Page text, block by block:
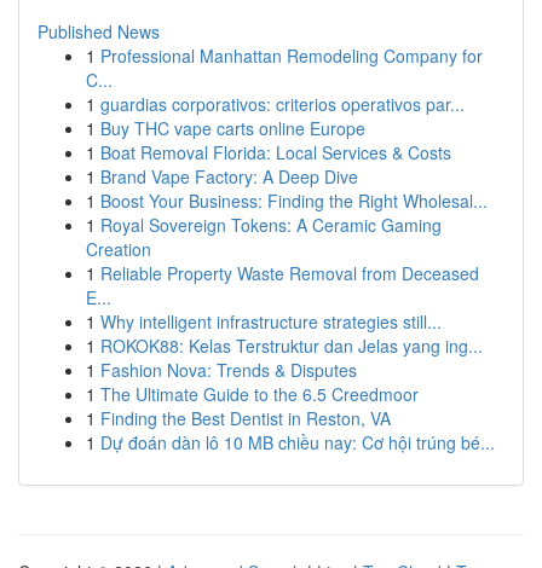
Published News
1 Professional Manhattan Remodeling Company for
C...
1 guardias corporativos: criterios operativos par...
1 Buy THC vape carts online Europe
1 Boat Removal Florida: Local Services & Costs
1 Brand Vape Factory: A Deep Dive
1 Boost Your Business: Finding the Right Wholesal...
1 Royal Sovereign Tokens: A Ceramic Gaming
Creation
1 Reliable Property Waste Removal from Deceased
E...
1 Why intelligent infrastructure strategies still...
1 ROKOK88: Kelas Terstruktur dan Jelas yang ing...
1 Fashion Nova: Trends & Disputes
1 The Ultimate Guide to the 6.5 Creedmoor
1 Finding the Best Dentist in Reston, VA
1 Dự đoán dàn lô 10 MB chiều nay: Cơ hội trúng bé...